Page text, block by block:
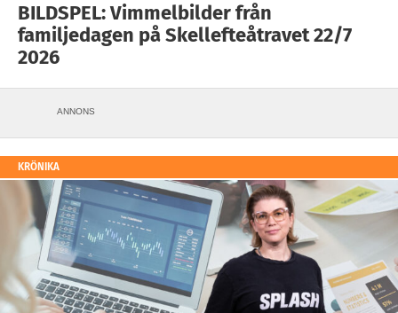
BILDSPEL: Vimmelbilder från
familjedagen på Skellefteåtravet 22/7
2026
ANNONS
KRÖNIKA